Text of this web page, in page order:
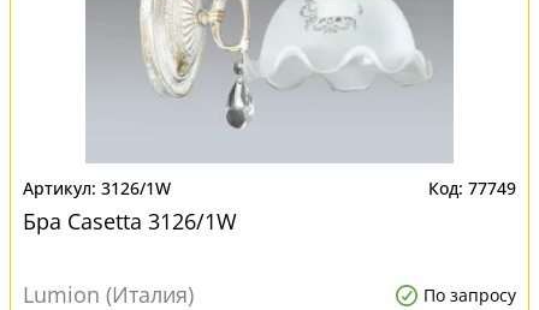
3126/1W 77749
Бра Casetta 3126/1W
Lumion (Италия) По запросу